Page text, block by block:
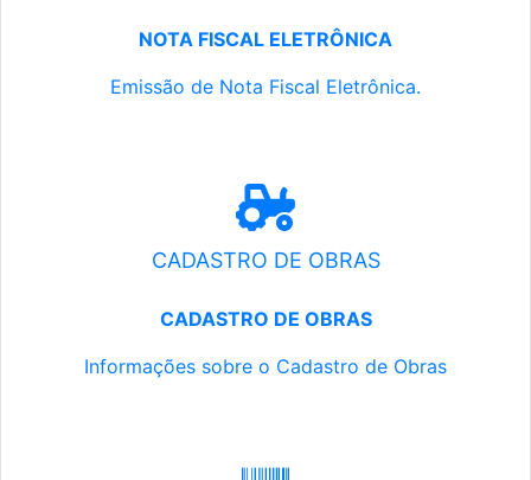
NOTA FISCAL ELETRÔNICA
Emissão de Nota Fiscal Eletrônica.
CADASTRO DE OBRAS
CADASTRO DE OBRAS
Informações sobre o Cadastro de Obras